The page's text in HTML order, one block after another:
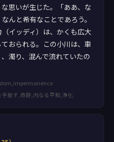
思いが生じた。「ああ、な
んと希有なことであろう。
イッディ）は、かくも広大
おられる。この小川は、車
濁り、混んで流れていたの
放す,奇跡,内なる平和,浄化